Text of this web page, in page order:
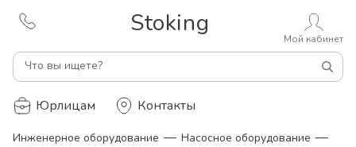
Stoking
Что вы ищете?
Мой кабинет
Юрлицам Контакты
Инженерное оборудование — Насосное оборудование —